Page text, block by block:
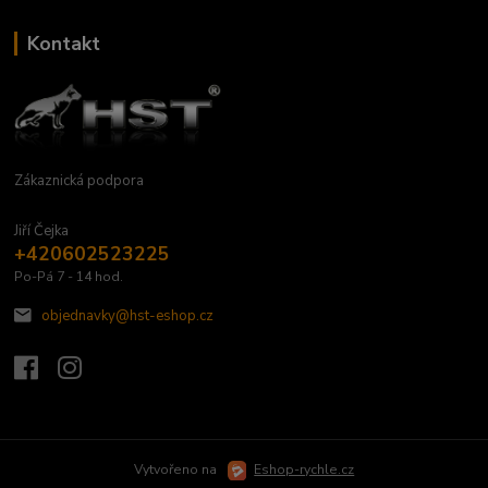
Kontakt
Zákaznická podpora
Jiří Čejka
+420602523225
Po-Pá 7 - 14 hod.
objednavky@hst-eshop.cz
Vytvořeno na Eshop-rychle.cz